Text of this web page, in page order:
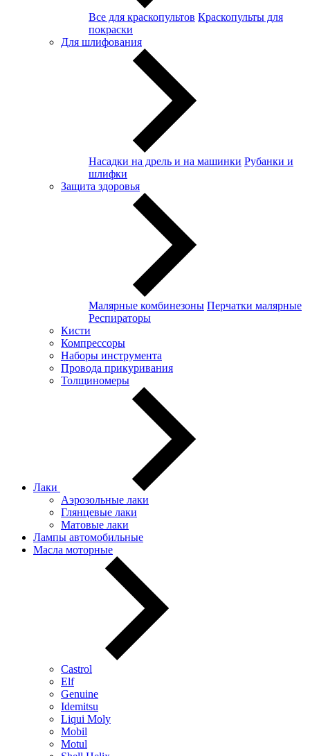
Все для краскопультов Краскопульты для
покраски
Для шлифования
Насадки на дрель и на машинки Рубанки и
шлифки
Защита здоровья
Малярные комбинезоны Перчатки малярные
Респираторы
Кисти
Компрессоры
Наборы инструмента
Провода прикуривания
Толщиномеры
Лаки
Аэрозольные лаки
Глянцевые лаки
Матовые лаки
Лампы автомобильные
Масла моторные
Castrol
Elf
Genuine
Idemitsu
Liqui Moly
Mobil
Motul